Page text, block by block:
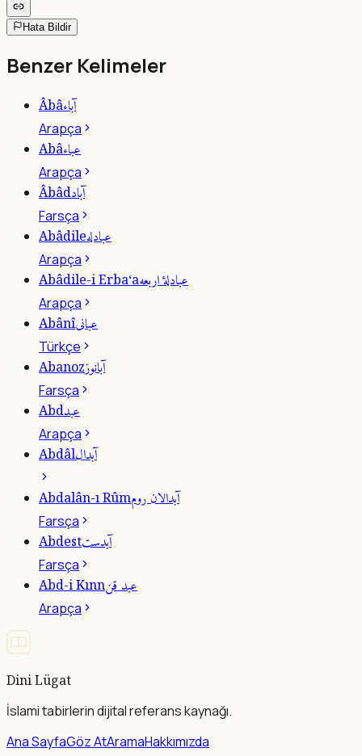
Hata Bildir
Benzer Kelimeler
Âbâآباء
Arapça
Abâعباء
Arapça
Âbâdآباد
Farsça
Abâdileعبادله
Arapça
Abâdile-i Erba‘aعبادلۀ اربعه
Arapça
Abânîعبانى
Türkçe
Abanozآبانوز
Farsça
Abdعبد
Arapça
Abdâlآبدال
Abdalân-ı Rûmآبدالان روم
Farsça
Abdestآبدست
Farsça
Abd-i Kınnعبد قن
Arapça
Dini Lügat
İslami tabirlerin dijital referans kaynağı.
Ana SayfaGöz AtAramaHakkımızda